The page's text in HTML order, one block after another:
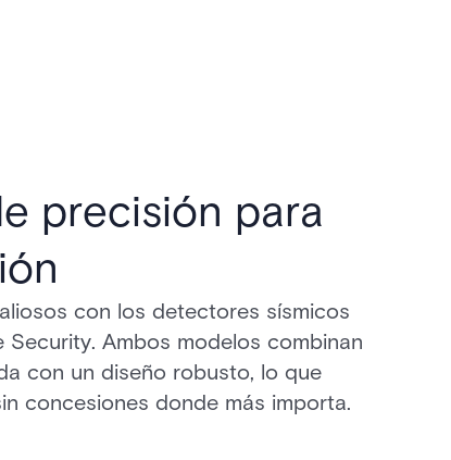
precisión para
con los detectores sísmicos
Ambos modelos combinan
con un diseño robusto, lo que
concesiones donde más importa.